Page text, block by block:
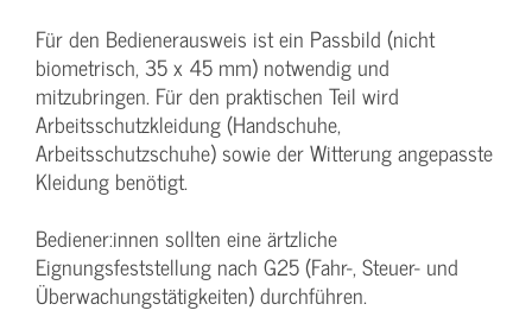
Für den Bedienerausweis ist ein Passbild (nicht
biometrisch, 35 x 45 mm) notwendig und
mitzubringen. Für den praktischen Teil wird
Arbeitsschutzkleidung (Handschuhe,
Arbeitsschutzschuhe) sowie der Witterung angepasste
Kleidung benötigt.
Bediener:innen sollten eine ärtzliche
Eignungsfeststellung nach G25 (Fahr-, Steuer- und
Überwachungstätigkeiten) durchführen.